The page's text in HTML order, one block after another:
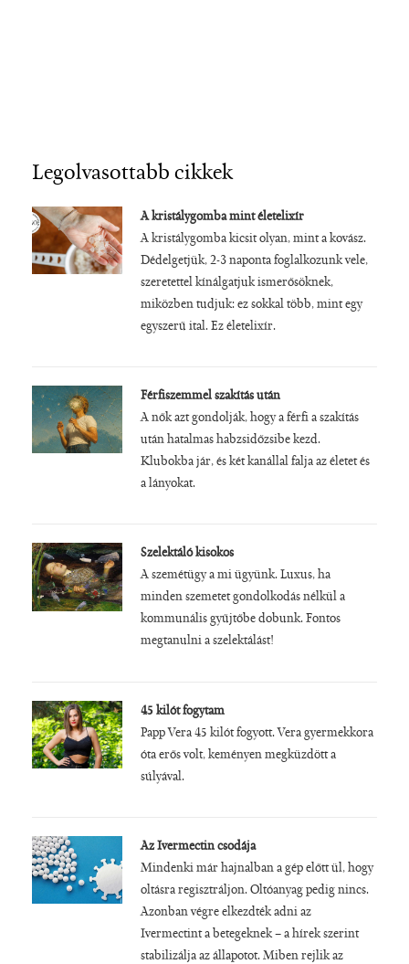
Legolvasottabb cikkek
A kristálygomba mint életelixír
A kristálygomba kicsit olyan, mint a kovász.
Dédelgetjük, 2-3 naponta foglalkozunk vele,
szeretettel kínálgatjuk ismerősöknek,
miközben tudjuk: ez sokkal több, mint egy
egyszerű ital. Ez életelixír.
Férfiszemmel szakítás után
A nők azt gondolják, hogy a férfi a szakítás
után hatalmas habzsidőzsibe kezd.
Klubokba jár, és két kanállal falja az életet és
a lányokat.
Szelektáló kisokos
A szemétügy a mi ügyünk. Luxus, ha
minden szemetet gondolkodás nélkül a
kommunális gyűjtőbe dobunk. Fontos
megtanulni a szelektálást!
45 kilót fogytam
Papp Vera 45 kilót fogyott. Vera gyermekkora
óta erős volt, keményen megküzdött a
súlyával.
Az Ivermectin csodája
Mindenki már hajnalban a gép előtt ül, hogy
oltásra regisztráljon. Oltóanyag pedig nincs.
Azonban végre elkezdték adni az
Ivermectint a betegeknek – a hírek szerint
stabilizálja az állapotot. Miben rejlik az